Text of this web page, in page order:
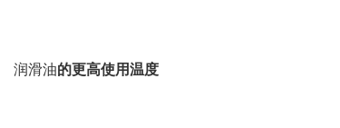
润滑油的更高使用温度